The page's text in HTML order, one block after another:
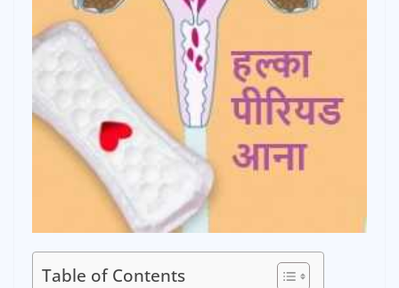
Table of Contents